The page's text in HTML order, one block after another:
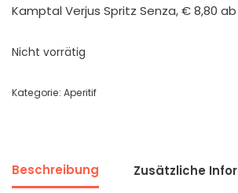
Kamptal Verjus Spritz Senza, € 8,80
Nicht vorrätig
Kategorie: Aperitif
Beschreibung
Zusätzliche